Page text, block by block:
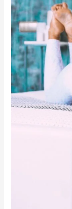
Kiire
update
mu
elust.
Kuidas
minust
koolitaja
sai?
Miks